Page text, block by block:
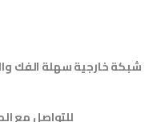
شبكة خارجية سهلة الفك